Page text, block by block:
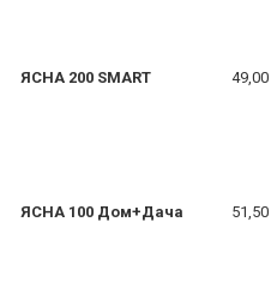
ЯСНА 200 SMART 49,00
ЯСНА 100 Дом+Дача 51,50